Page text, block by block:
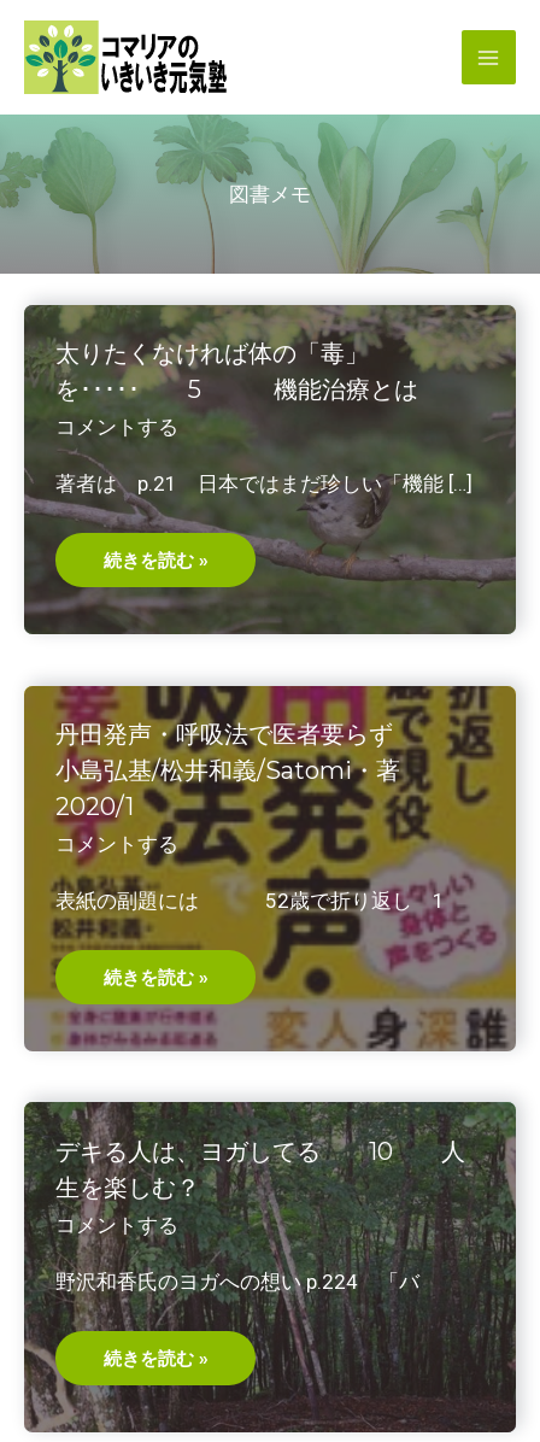
キ
ッ
図書メモ
太りたくなければ体の「毒」
を･････ 5 機能治療とは
コメントする
著者は p.21 日本ではまだ珍しい「機能 […]
太
り
た
く
な
ば
体
の
「毒」
を･････
5
機
能
治
療
は
続きを読む »
丹田発声・呼吸法で医者要らず
小島弘基/松井和義/Satomi・著
2020/1
コメントする
表紙の副題には 52歳で折り返し 1
丹
田
発
声・
呼
で
医
者
要
ら
ず
小
島
弘
基/
松
井
和
義/Satomi・
著
2020/1
続きを読む »
デキる人は、ヨガしてる 10 人
生を楽しむ？
コメントする
野沢和香氏のヨガへの想い p.224 「バ
デ
キ
る
人
は、
続きを読む »